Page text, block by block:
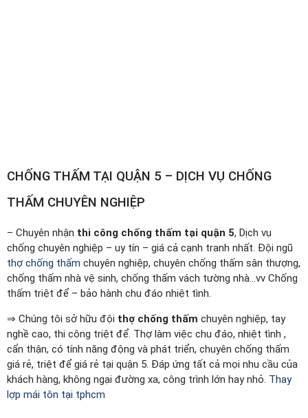
CHỐNG THẤM TẠI QUẬN 5 – DỊCH VỤ CHỐNG
THẤM CHUYÊN NGHIỆP
– Chuyên nhận thi công chống thấm tại quận 5, Dịch vụ
chống chuyên nghiệp – uy tín – giá cả cạnh tranh nhất. Đội ngũ
thợ chống thấm chuyên nghiệp, chuyên chống thấm sân thượng,
chống thấm nhà vệ sinh, chống thấm vách tường nhà…vv Chống
thấm triệt để – bảo hành chu đáo nhiệt tình.
⇒ Chúng tôi sở hữu đội thợ chống thấm chuyên nghiệp, tay
nghề cao, thi công triệt để. Thợ làm việc chu đáo, nhiệt tình ,
cẩn thận, có tính năng động và phát triển, chuyên chống thấm
giá rẻ, triệt để giá rẻ tại quận 5. Đáp ứng tất cả mọi nhu cầu của
khách hàng, không ngại đường xa, công trình lớn hay nhỏ. Thay
lợp mái tôn tại tphcm